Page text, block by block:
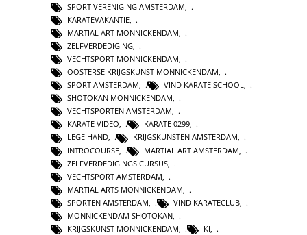
SPORT VERENIGING AMSTERDAM
KARATEVAKANTIE
MARTIAL ART MONNICKENDAM
ZELFVERDEDIGING,
VECHTSPORT MONNICKENDAM,
OOSTERSE KRIJGSKUNST MONNICKENDAM,
SPORT AMSTERDAM, VIND KARATE SCHOOL,
SHOTOKAN MONNICKENDAM,
VECHTSPORTEN AMSTERDAM,
KARATE VIDEO, KARATE 0299,
LEGE HAND, KRIJGSKUNSTEN AMSTERDAM,
INTROCOURSE
MARTIAL ART AMSTERDAM
ZELFVERDEDIGINGS CURSUS
VECHTSPORT AMSTERDAM
MARTIAL ARTS MONNICKENDAM
SPORTEN AMSTERDAM
VIND KARATECLUB
MONNICKENDAM SHOTOKAN
KRIJGSKUNST MONNICKENDAM
KI